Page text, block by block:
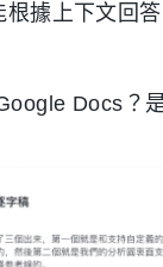
據上下文回
Docs？